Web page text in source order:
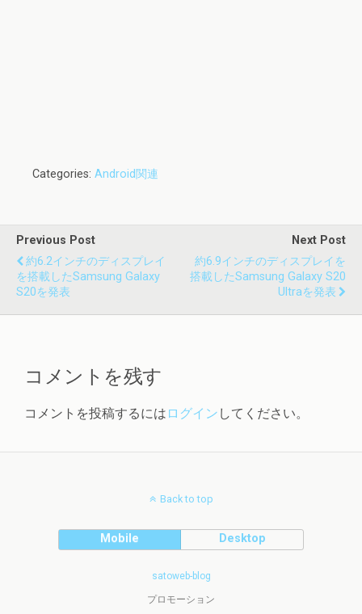
Categories: Android関連
Previous Post
約6.2インチのディスプレイ
を搭載したSamsung Galaxy
S20を発表
Next Post
約6.9インチのディスプレイを
搭載したSamsung Galaxy S20
Ultraを発表
コメントを残す
コメントを投稿するには ログイン してください。
Back to top
Mobile Desktop
satoweb-blog
プロモーション